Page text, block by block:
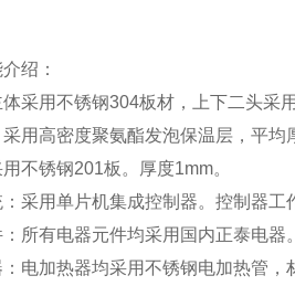
绍：
采用不锈钢304板材，上下二头采
用高密度聚氨酯发泡保温层，平均
不锈钢201板。厚度1mm。
采用单片机集成控制器。控制器工
所有电器元件均采用国内正泰电器。
电加热器均采用不锈钢电加热管，